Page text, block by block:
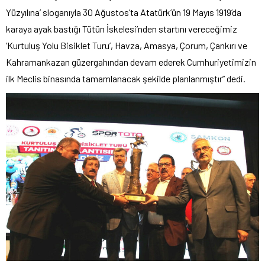
Yüzyılına’ sloganıyla 30 Ağustos’ta Atatürk’ün 19 Mayıs 1919’da
karaya ayak bastığı Tütün İskelesi’nden startını vereceğimiz
‘Kurtuluş Yolu Bisiklet Turu’, Havza, Amasya, Çorum, Çankırı ve
Kahramankazan güzergahından devam ederek Cumhuriyetimizin
ilk Meclis binasında tamamlanacak şekilde planlanmıştır” dedi.